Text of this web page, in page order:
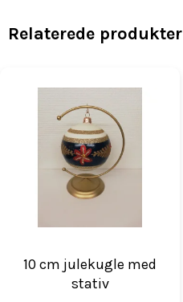
Relaterede produkter
10 cm julekugle med
stativ